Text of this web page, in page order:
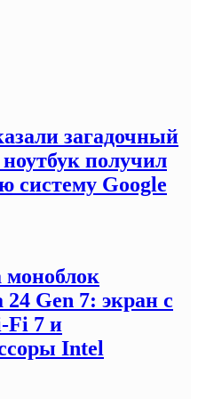
загадочный
получил
систему Google
моноблок
Gen 7: экран с
Fi 7 и
Intel